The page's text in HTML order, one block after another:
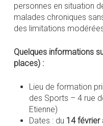
personnes en situation
malades chroniques
des limitations
Quelques informations
places) :
Lieu de formation
des Sports – 4 rue
Etienne)
Dates : du 14 février